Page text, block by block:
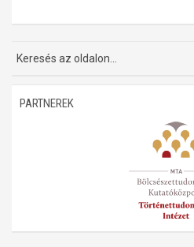
PARTNEREK